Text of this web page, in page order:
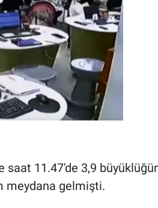
saat 11.47'de 3,9
meydana gelmişti.